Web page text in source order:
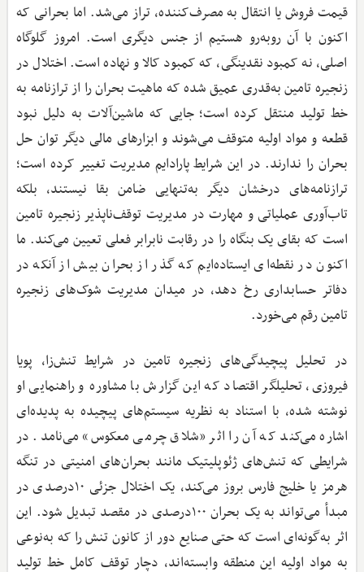
قیمت فروش یا انتقال به مصرف‌کننده، تراز می‌شد. اما بحرانی که
اکنون با آن روبه‌رو هستیم از جنس دیگری است. امروز گلوگاه
اصلی، نه کمبود نقدینگی، که کمبود کالا و نهاده است. اختلال در
زنجیره تامین به‌قدری عمیق شده که ماهیت بحران را از ترازنامه به
خط تولید منتقل کرده است؛ جایی که ماشین‌آلات به دلیل نبود
قطعه و مواد اولیه متوقف می‌شوند و ابزارهای مالی دیگر توان حل
بحران را ندارند. در این شرایط پارادایم مدیریت تغییر کرده است؛
ترازنامه‌های درخشان دیگر به‌تنهایی ضامن بقا نیستند، بلکه
تاب‌آوری عملیاتی و مهارت در مدیریت توقف‌ناپذیر زنجیره تامین
است که بقای یک بنگاه را در رقابت نابرابر فعلی تعیین می‌کند. ما
اکنون در نقطه‌ای ایستاده‌ایم که گذر از بحران بیش از آنکه در
دفاتر حسابداری رخ دهد، در میدان مدیریت شوک‌های زنجیره
تامین رقم می‌خورد.
در تحلیل پیچیدگی‌های زنجیره تامین در شرایط تنش‌زا، پویا
فیروزی، تحلیلگر اقتصاد که این گزارش با مشاوره و راهنمایی او
نوشته شده، با استناد به نظریه سیستم‌های پیچیده به پدیده‌ای
اشاره می‌کند که آن را اثر «شلاق چرمی معکوس» می‌نامد. در
شرایطی که تنش‌های ژئوپلیتیک مانند بحران‌های امنیتی در تنگه
هرمز یا خلیج فارس بروز می‌کند، یک اختلال جزئی ۱۰درصدی در
مبدأ می‌تواند به یک بحران ۱۰۰درصدی در مقصد تبدیل شود. این
اثر به‌گونه‌ای است که حتی صنایع دور از کانون تنش را که به‌نوعی
به مواد اولیه این منطقه وابسته‌اند، دچار توقف کامل خط تولید